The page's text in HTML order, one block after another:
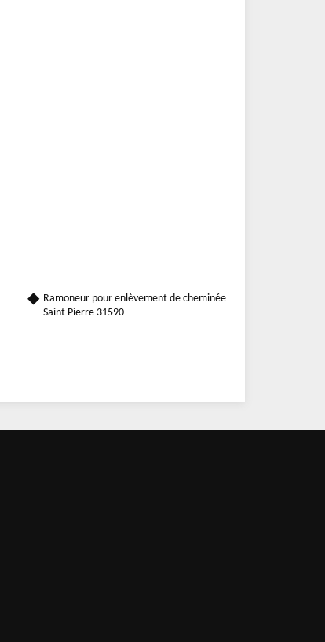
Ramoneur pour enlèvement de cheminée
Saint Pierre 31590